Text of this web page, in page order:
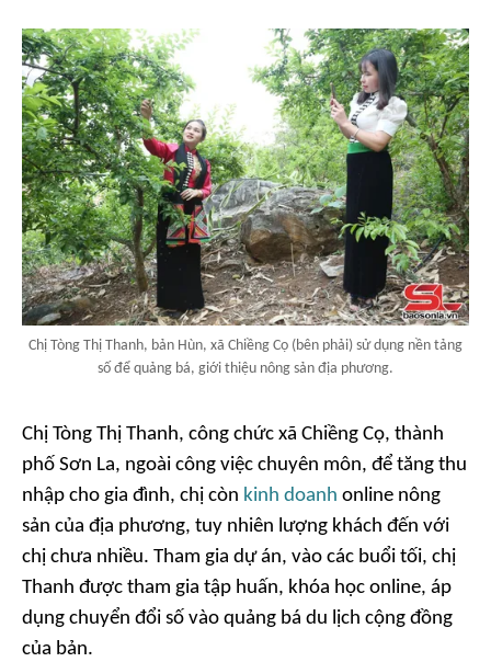
Chị Tòng Thị Thanh, bản Hùn, xã Chiềng Cọ (bên phải) sử dụng nền tảng
số để quảng bá, giới thiệu nông sản địa phương.
Chị Tòng Thị Thanh, công chức xã Chiềng Cọ, thành
phố Sơn La, ngoài công việc chuyên môn, để tăng thu
nhập cho gia đình, chị còn kinh doanh online nông
sản của địa phương, tuy nhiên lượng khách đến với
chị chưa nhiều. Tham gia dự án, vào các buổi tối, chị
Thanh được tham gia tập huấn, khóa học online, áp
dụng chuyển đổi số vào quảng bá du lịch cộng đồng
của bản.